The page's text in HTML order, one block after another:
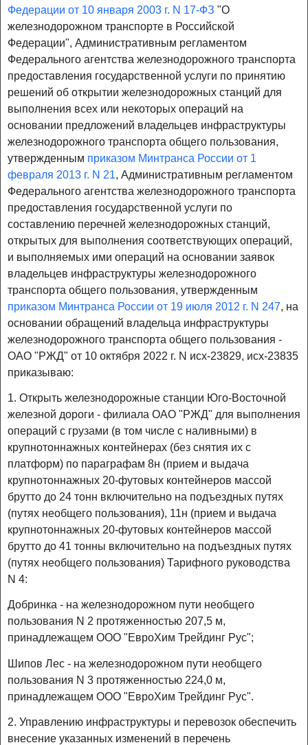
Федерации от 10 января 2003 г. N 17-ФЗ "О
железнодорожном транспорте в Российской
Федерации", Административным регламентом
Федерального агентства железнодорожного транспорта
предоставления государственной услуги по принятию
решений об открытии железнодорожных станций для
выполнения всех или некоторых операций на
основании предложений владельцев инфраструктуры
железнодорожного транспорта общего пользования,
утвержденным приказом Минтранса России от 1
февраля 2013 г. N 21, Административным регламентом
Федерального агентства железнодорожного транспорта
предоставления государственной услуги по
составлению перечней железнодорожных станций,
открытых для выполнения соответствующих операций,
и выполняемых ими операций на основании заявок
владельцев инфраструктуры железнодорожного
транспорта общего пользования, утвержденным
приказом Минтранса России от 19 июля 2012 г. N 247, на
основании обращений владельца инфраструктуры
железнодорожного транспорта общего пользования -
ОАО "РЖД" от 10 октября 2022 г. N исх-23829, исх-23835
приказываю:
1. Открыть железнодорожные станции Юго-Восточной
железной дороги - филиала ОАО "РЖД" для выполнения
операций с грузами (в том числе с наливными) в
крупнотоннажных контейнерах (без снятия их с
платформ) по параграфам 8н (прием и выдача
крупнотоннажных 20-футовых контейнеров массой
брутто до 24 тонн включительно на подъездных путях
(путях необщего пользования), 11н (прием и выдача
крупнотоннажных 20-футовых контейнеров массой
брутто до 41 тонны включительно на подъездных путях
(путях необщего пользования) Тарифного руководства
N 4:
Добринка - на железнодорожном пути необщего
пользования N 2 протяженностью 207,5 м,
принадлежащем ООО "ЕвроХим Трейдинг Рус";
Шипов Лес - на железнодорожном пути необщего
пользования N 3 протяженностью 224,0 м,
принадлежащем ООО "ЕвроХим Трейдинг Рус".
2. Управлению инфраструктуры и перевозок обеспечить
внесение указанных изменений в перечень